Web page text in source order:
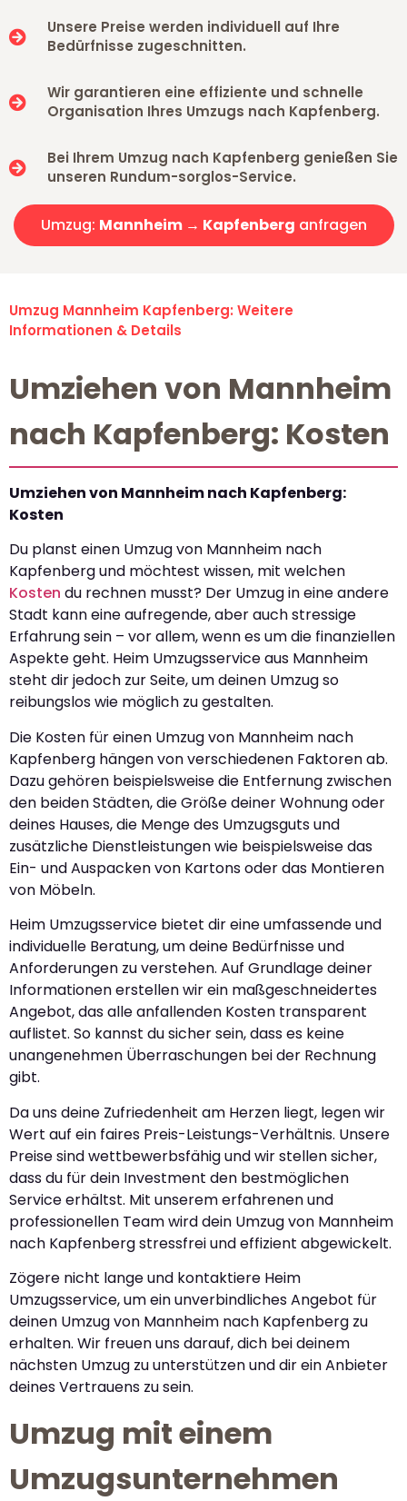
Unsere Preise werden individuell auf Ihre
Bedürfnisse zugeschnitten.
Wir garantieren eine effiziente und schnelle
Organisation Ihres Umzugs nach Kapfenberg.
Bei Ihrem Umzug nach Kapfenberg genießen Sie
unseren Rundum-sorglos-Service.
Umzug: Mannheim → Kapfenberg anfragen
Umzug Mannheim Kapfenberg: Weitere
Informationen & Details
Umziehen von Mannheim
nach Kapfenberg: Kosten
Umziehen von Mannheim nach Kapfenberg:
Kosten
Du planst einen Umzug von Mannheim nach
Kapfenberg und möchtest wissen, mit welchen
Kosten du rechnen musst? Der Umzug in eine andere
Stadt kann eine aufregende, aber auch stressige
Erfahrung sein – vor allem, wenn es um die finanziellen
Aspekte geht. Heim Umzugsservice aus Mannheim
steht dir jedoch zur Seite, um deinen Umzug so
reibungslos wie möglich zu gestalten.
Die Kosten für einen Umzug von Mannheim nach
Kapfenberg hängen von verschiedenen Faktoren ab.
Dazu gehören beispielsweise die Entfernung zwischen
den beiden Städten, die Größe deiner Wohnung oder
deines Hauses, die Menge des Umzugsguts und
zusätzliche Dienstleistungen wie beispielsweise das
Ein- und Auspacken von Kartons oder das Montieren
von Möbeln.
Heim Umzugsservice bietet dir eine umfassende und
individuelle Beratung, um deine Bedürfnisse und
Anforderungen zu verstehen. Auf Grundlage deiner
Informationen erstellen wir ein maßgeschneidertes
Angebot, das alle anfallenden Kosten transparent
auflistet. So kannst du sicher sein, dass es keine
unangenehmen Überraschungen bei der Rechnung
gibt.
Da uns deine Zufriedenheit am Herzen liegt, legen wir
Wert auf ein faires Preis-Leistungs-Verhältnis. Unsere
Preise sind wettbewerbsfähig und wir stellen sicher,
dass du für dein Investment den bestmöglichen
Service erhältst. Mit unserem erfahrenen und
professionellen Team wird dein Umzug von Mannheim
nach Kapfenberg stressfrei und effizient abgewickelt.
Zögere nicht lange und kontaktiere Heim
Umzugsservice, um ein unverbindliches Angebot für
deinen Umzug von Mannheim nach Kapfenberg zu
erhalten. Wir freuen uns darauf, dich bei deinem
nächsten Umzug zu unterstützen und dir ein Anbieter
deines Vertrauens zu sein.
Umzug mit einem
Umzugsunternehmen